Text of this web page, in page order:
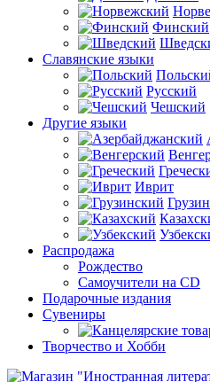
Финский
Славянские языки
Русский
Чешский
Другие языки
Иврит
Распродажа
Рождество
Самоучители на CD
Подарочные издания
Сувениры
Творчество и Хобби